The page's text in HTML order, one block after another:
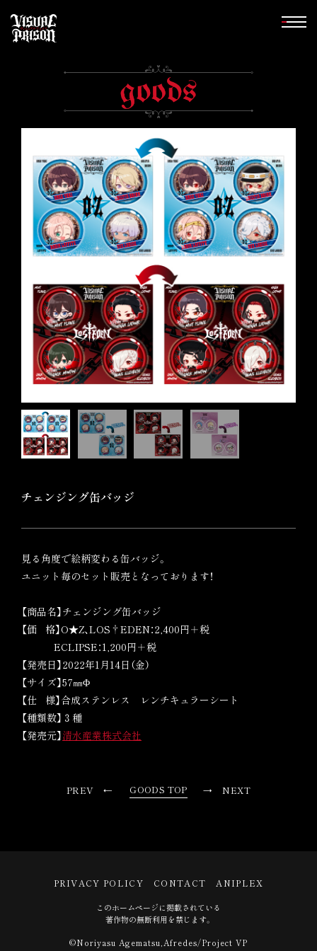
チェンジング缶バッジ
見る角度で絵柄変わる缶バッジ。
ユニット毎のセット販売となっております！
【商品名】チェンジング缶バッジ
【価 格】O★Z、LOS†EDEN：2,400円＋税
ECLIPSE：1,200円＋税
【発売日】2022年1月14日（金）
【サイズ】57㎜Φ
【仕 様】合成ステンレス レンチキュラーシート
【種類数】３種
【発売元】清水産業株式会社
PREV GOODS TOP NEXT
PRIVACY POLICY CONTACT ANIPLEX
このホームページに掲載されている
著作物の無断利用を禁じます。
©Noriyasu Agematsu,Afredes/Project VP